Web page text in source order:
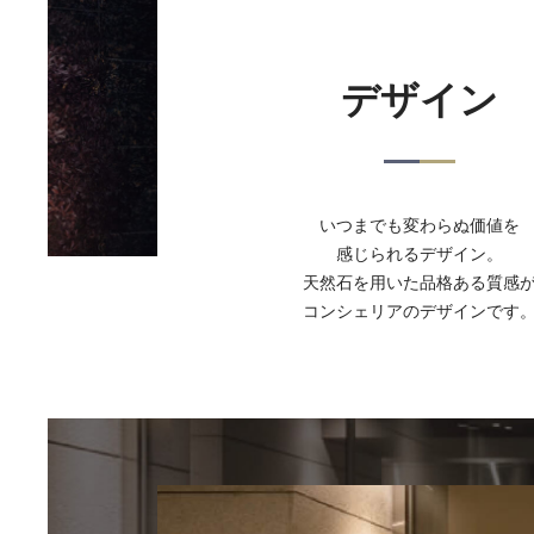
デザイン
いつまでも変わらぬ価値を
感じられるデザイン。
天然石を用いた品格ある質感
コンシェリアのデザインです